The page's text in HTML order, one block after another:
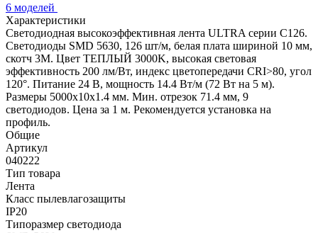
6 моделей
Характеристики
Светодиодная высокоэффективная лента ULTRA серии C126.
Светодиоды SMD 5630, 126 шт/м, белая плата шириной 10 мм,
скотч 3M. Цвет ТЕПЛЫЙ 3000K, высокая световая
эффективность 200 лм/Вт, индекс цветопередачи CRI>80, угол
120°. Питание 24 В, мощность 14.4 Вт/м (72 Вт на 5 м).
Размеры 5000x10x1.4 мм. Мин. отрезок 71.4 мм, 9
светодиодов. Цена за 1 м. Рекомендуется установка на
профиль.
Общие
Артикул
040222
Тип товара
Лента
Класс пылевлагозащиты
IP20
Типоразмер светодиода